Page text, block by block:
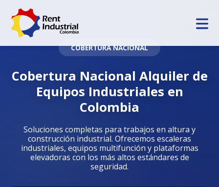
COBERTURA NACIONAL
Cobertura Nacional Alquiler de
Equipos Industriales en
Colombia
Soluciones completas para trabajos en altura y
construcción industrial. Ofrecemos escaleras
industriales, equipos multifunción y plataformas
elevadoras con los más altos estándares de
seguridad.